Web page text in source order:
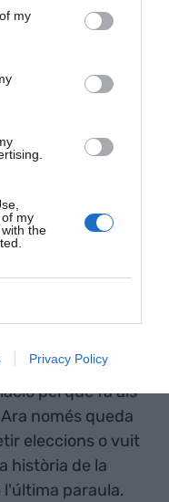
my
my
the
Privacy Policy
transparència
l'auditor
Agtic
IP amb vuit o
set o menys...
vot ha sigut
votació
20 minuts
o un nou
pel que fa als
només queda
eleccions o vuit
història de la
paraula.